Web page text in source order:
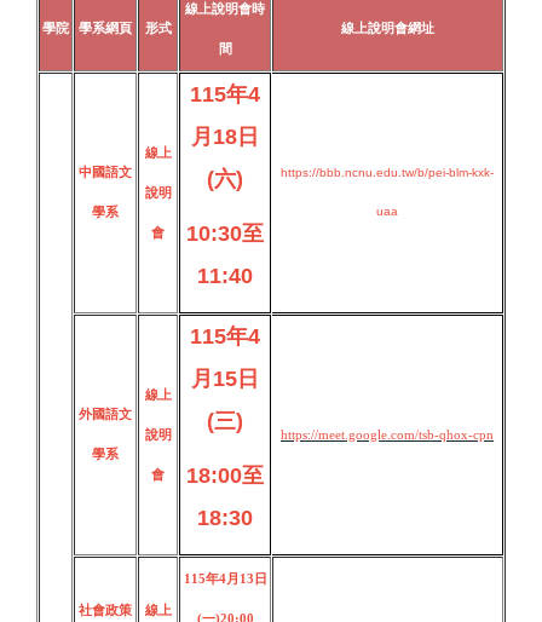
學院 學系網頁 形式
線上說明會時
間
線上說明會網址
中國語文
學系
線上
說明
會
115年4
月18日
(六)
10:30至
11:40
https://bbb.ncnu.edu.tw/b/pei-blm-kxk-
uaa
外國語文
學系
線上
說明
會
115年4
月15日
(三)
18:00至
18:30
https://meet.google.com/tsb-qhox-cpn
社會政策 線上
115年4月13日
(一)20:00